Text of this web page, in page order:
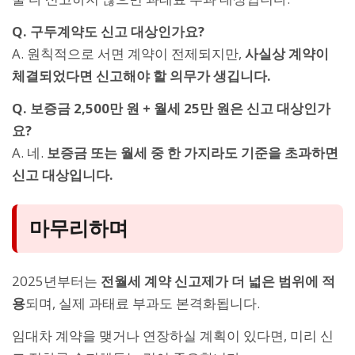
Q. 구두계약도 신고 대상인가요?
A. 원칙적으로 서면 계약이 전제되지만, 사실상 계약이
체결되었다면 신고해야 할 의무가 생깁니다.
Q. 보증금 2,500만 원 + 월세 25만 원은 신고 대상인가
요?
A. 네. 보증금 또는 월세 중 한 가지라도 기준을 초과하면
신고 대상입니다.
마무리하며
2025년부터는 전월세 계약 신고제가 더 넓은 범위에 적
용되며, 실제 과태료 부과도 본격화됩니다.
임대차 계약을 맺거나 연장하실 계획이 있다면, 미리 신